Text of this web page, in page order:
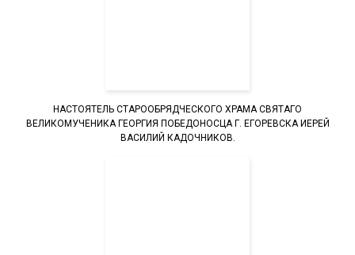
НАСТОЯТЕЛЬ СТАРООБРЯДЧЕСКОГО ХРАМА СВЯТАГО
ВЕЛИКОМУЧЕНИКА ГЕОРГИЯ ПОБЕДОНОСЦА Г. ЕГОРЕВСКА ИЕРЕЙ
ВАСИЛИЙ КАДОЧНИКОВ.